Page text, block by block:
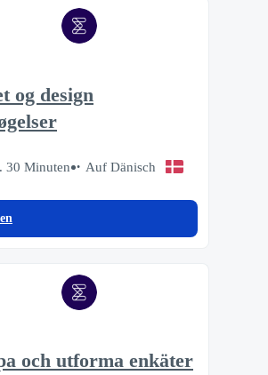
og design
30 Minuten Auf Dänisch
och utforma enkäter